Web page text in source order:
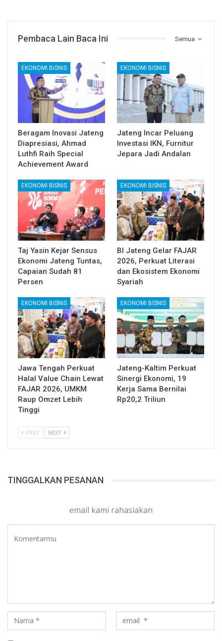
Semua
Pembaca Lain Baca Ini
EKONOMI BISNIS
Beragam Inovasi Jateng
Diapresiasi, Ahmad
Luthfi Raih Special
Achievement Award
EKONOMI BISNIS
Jateng Incar Peluang
Investasi IKN, Furnitur
Jepara Jadi Andalan
EKONOMI BISNIS
Taj Yasin Kejar Sensus
Ekonomi Jateng Tuntas,
Capaian Sudah 81
Persen
EKONOMI BISNIS
BI Jateng Gelar FAJAR
2026, Perkuat Literasi
dan Ekosistem Ekonomi
Syariah
EKONOMI BISNIS
Jawa Tengah Perkuat
Halal Value Chain Lewat
FAJAR 2026, UMKM
Raup Omzet Lebih
Tinggi
EKONOMI BISNIS
Jateng-Kaltim Perkuat
Sinergi Ekonomi, 19
Kerja Sama Bernilai
Rp20,2 Triliun
PREV NEXT
TINGGALKAN PESANAN
email kami rahasiakan